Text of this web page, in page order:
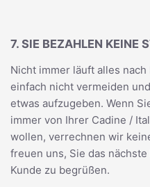
7. SIE BEZAHLEN KEINE
Nicht immer läuft alles
einfach nicht vermeiden
etwas aufzugeben. Wenn
immer von Ihrer Cadine /
wollen, verrechnen wir
freuen uns, Sie das
Kunde zu begrüßen.